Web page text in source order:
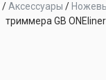
/Аксессуары /
триммера GB ONEliner